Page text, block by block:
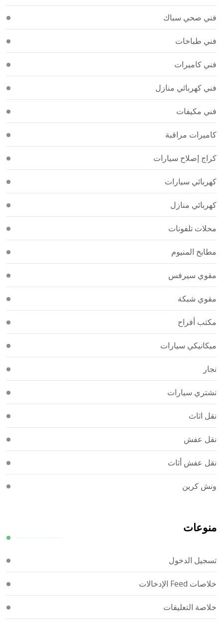
فني صحي سباك
فني طباخات
فني كاميرات
فني كهربائي منازل
فني مكيفات
كاميرات مراقبة
كراج إصلاح سيارات
كهربائي سيارات
كهربائي منازل
محلات تلفونات
مطابخ المنيوم
مقوي سيرفس
مقوي شبكة
مكتب أفراح
ميكانيكي سيارات
نجار
نشتري سيارات
نقل اثاث
نقل عفش
نقل عفش أثاث
ونش كرين
منوعات
تسجيل الدخول
خلاصات Feed الإدخالات
خلاصة التعليقات